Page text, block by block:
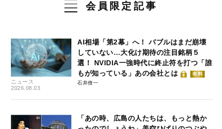
会員限定記事
ニュース
2026.08.03
AI相場「第2幕」へ！ バブルはまだ崩壊
していない…大化け期待の注目銘柄５
選！ NVIDIA一強時代に終止符を打つ「誰
もが知っている」あの会社とは
有料
石井僚一
「あの時、広島の人たちは、もっと熱か